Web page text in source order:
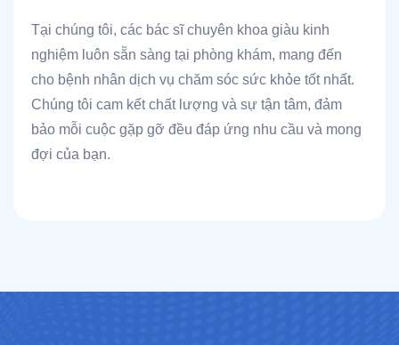
Tại chúng tôi, các bác sĩ chuyên khoa giàu kinh
nghiệm luôn sẵn sàng tại phòng khám, mang đến
cho bệnh nhân dịch vụ chăm sóc sức khỏe tốt nhất.
Chúng tôi cam kết chất lượng và sự tận tâm, đảm
bảo mỗi cuộc gặp gỡ đều đáp ứng nhu cầu và mong
đợi của bạn.